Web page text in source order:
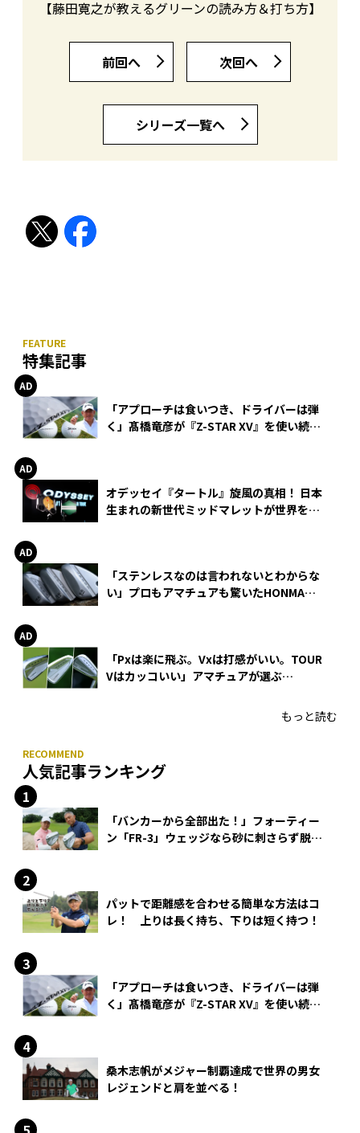
【藤田寛之が教えるグリーンの読み方＆打ち方】
前回へ 次回へ
シリーズ一覧へ
特集記事
「アプローチは食いつき、ドライバーは弾
く」髙橋竜彦が『Z-STAR XV』を使い続け
オデッセイ『タートル』旋風の真相！ 日本
生まれの新世代ミッドマレットが世界を席
「ステンレスなのは言われないとわからな
い」プロもアマチュアも驚いたHONMA
「Pxは楽に飛ぶ。Vxは打感がいい。TOUR
Vはカッコいい」アマチュアが選ぶ
もっと読む
人気記事ランキング
「バンカーから全部出た！」フォーティー
ン「FR-3」ウェッジなら砂に刺さらず脱出
パットで距離感を合わせる簡単な方法はコ
レ！ 上りは長く持ち、下りは短く持つ！
「アプローチは食いつき、ドライバーは弾
く」髙橋竜彦が『Z-STAR XV』を使い続け
桑木志帆がメジャー制覇達成で世界の男女
レジェンドと肩を並べる！